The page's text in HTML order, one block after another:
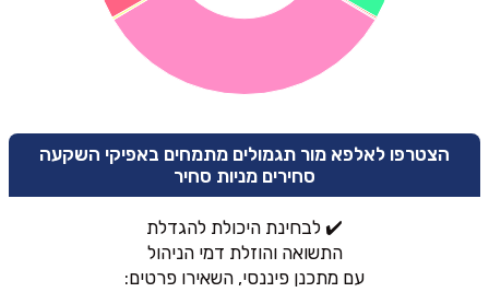
הצטרפו לאלפא מור תגמולים מתמחים באפיקי השקעה
סחירים מניות סחיר
✔️ לבחינת היכולת להגדלת
התשואה והוזלת דמי הניהול
עם מתכנן פיננסי, השאירו פרטים: